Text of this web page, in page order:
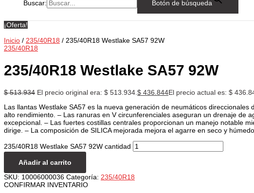
Buscar: Botón de búsqueda
¡Oferta!
Inicio / 235/40R18 / 235/40R18 Westlake SA57 92W
235/40R18
235/40R18 Westlake SA57 92W
$513.934 El precio original era: $ 513.934. $ 436.844El precio actual es: $
Las llantas Westlake SA57 es la nueva generación de neumáticos direccionales
alto rendimiento. – Las ranuras en V circunferenciales aseguran un drenaje de
excepcional. – Las fuertes costillas centrales proporcionan un manejo notable
dirige. – La composición de SILICA mejorada mejora el agarre en seco y húmedo.
235/40R18 Westlake SA57 92W cantidad
Añadir al carrito
SKU: 10006000036 Categoría: 235/40R18
CONFIRMAR INVENTARIO